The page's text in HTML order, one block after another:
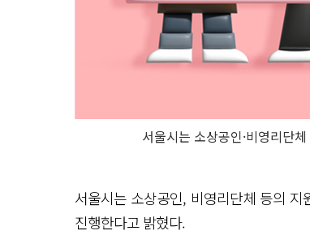
서울시는 소상공인·비영리단
서울시는 소상공인, 비영리단체 등의 지
진행한다고 밝혔다.